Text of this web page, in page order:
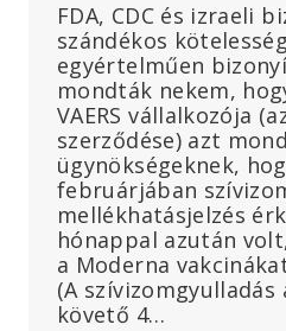
FDA, CDC és izraeli
szándékos
egyértelműen
mondták nekem,
VAERS vállalkozója
szerződése) azt
ügynökségeknek,
februárjában
mellékhatásjelzés
hónappal azután
a Moderna
(A
követő 4…